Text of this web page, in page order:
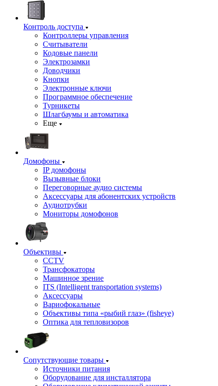
Контроль доступа
Контроллеры управления
Считыватели
Кодовые панели
Электрозамки
Доводчики
Кнопки
Электронные ключи
Программное обеспечение
Турникеты
Шлагбаумы и автоматика
Еще
Домофоны
IP домофоны
Вызывные блоки
Переговорные аудио системы
Аксессуары для абонентских устройств
Аудиотрубки
Мониторы домофонов
Объективы
CCTV
Трансфокаторы
Машинное зрение
ITS (Intelligent transportation systems)
Аксессуары
Вариофокальные
Объективы типа «рыбий глаз» (fisheye)
Оптика для тепловизоров
Сопутствующие товары
Источники питания
Оборудование для инсталлятора